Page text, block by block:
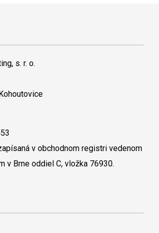
s. r. o.
v obchodnom registri vedenom
v Brne oddiel C, vložka 76930.